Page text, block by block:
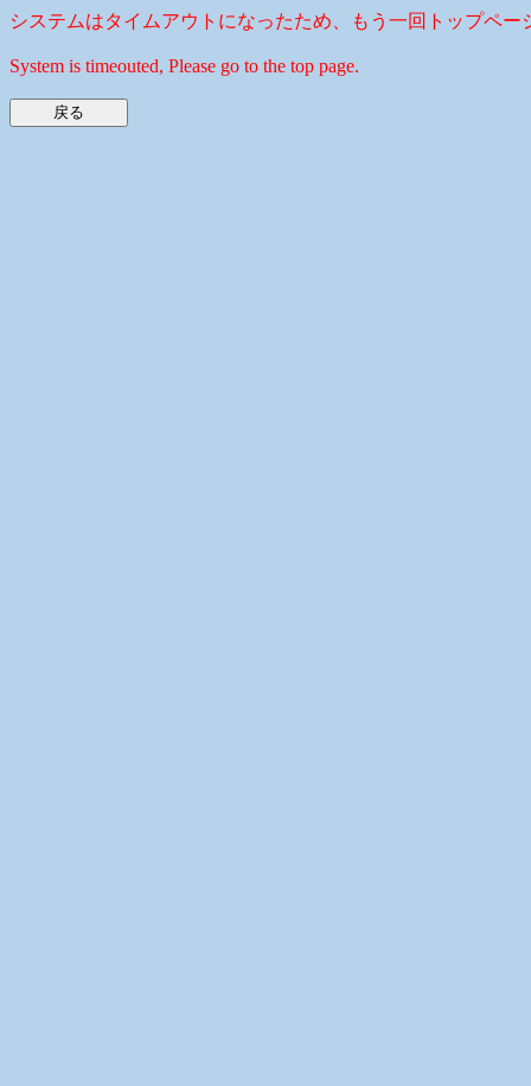
システムはタイムアウトになったため、もう一回トップペー
System is timeouted, Please go to the top page.